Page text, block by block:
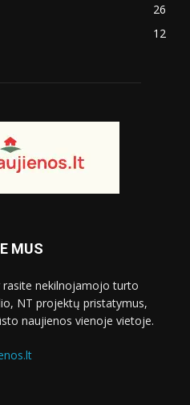
26
12
MUS
nekilnojamojo turto
NT projektų pristatymus,
naujienos vienoje vietoje.